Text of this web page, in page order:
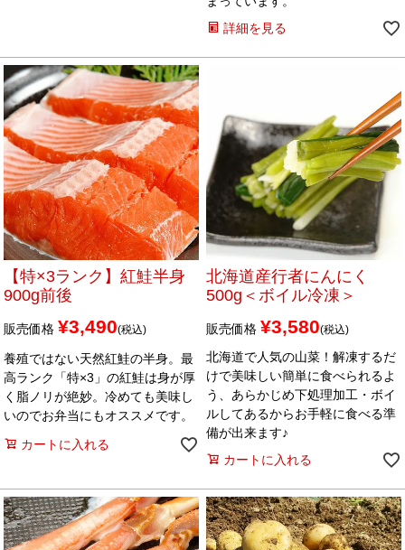
詳細を見る
【特×3ランク】紅鮭半身
900g前後
販売価格 ¥3,490 税込
養殖ではない天然紅鮭の半身。最
高ランク「特×3」の紅鮭は身が厚
く脂ノリが絶妙。冷めても美味し
いのでお弁当にもオススメです。
カートに入れる
北海道産行者にんにく
500g＜ボイル冷凍＞
販売価格 ¥3,580 税込
北海道で人気の山菜！解凍するだ
けで美味しい簡単に食べられるよ
う、あらかじめ下処理加工・ボイ
ルしてあるからお手軽に食べる準
備が出来ます♪
カートに入れる